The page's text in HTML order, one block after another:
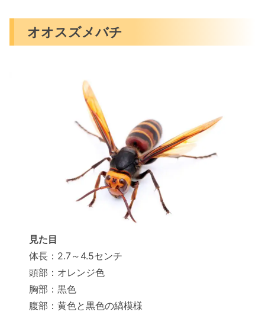
オオスズメバチ
見た目
体長：2.7～4.5センチ
頭部：オレンジ色
胸部：黒色
腹部：黄色と黒色の縞模様